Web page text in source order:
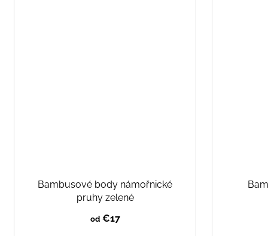
Bambusové body námořnické
pruhy zelené
od€17